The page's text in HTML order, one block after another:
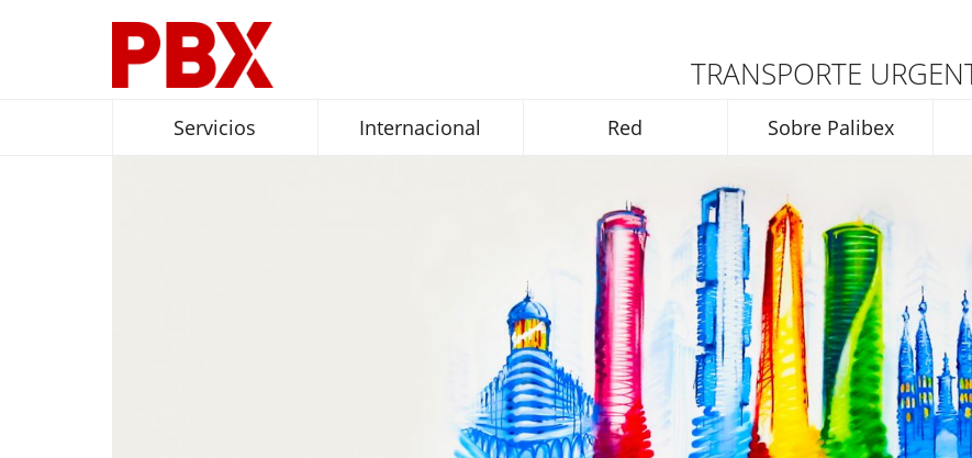
TRANSPORTE
Servicios Internacional Red Sobre Palibex